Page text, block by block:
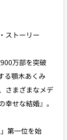
ストーリー
万部を突破
る顎木あくみ
さまざまなメデ
せな結婚』。
第一位を始